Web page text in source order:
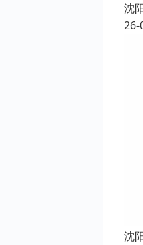
沈
26-
沈